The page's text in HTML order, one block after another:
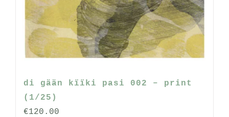
di gään kïïki pasi 002 – print
(1/25)
€120.00